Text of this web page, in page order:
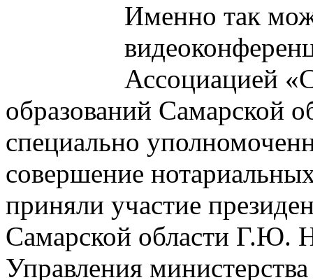
Именно так
Ассоциацией
образований Самарской
специально
совершение
приняли участие
Самарской области Г.Ю.
Управления